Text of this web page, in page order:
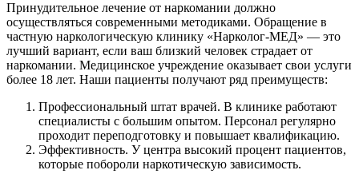
Принудительное лечение от наркомании должно
осуществляться современными методиками. Обращение в
частную наркологическую клинику «Нарколог-МЕД» — это
лучший вариант, если ваш близкий человек страдает от
наркомании. Медицинское учреждение оказывает свои услуги
более 18 лет. Наши пациенты получают ряд преимуществ:
Профессиональный штат врачей. В клинике работают
специалисты с большим опытом. Персонал регулярно
проходит переподготовку и повышает квалификацию.
Эффективность. У центра высокий процент пациентов,
которые побороли наркотическую зависимость.